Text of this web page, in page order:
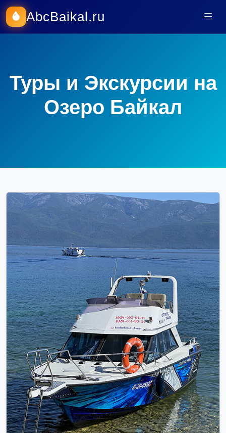
AbcBaikal.ru
Туры и Экскурсии на
Озеро Байкал